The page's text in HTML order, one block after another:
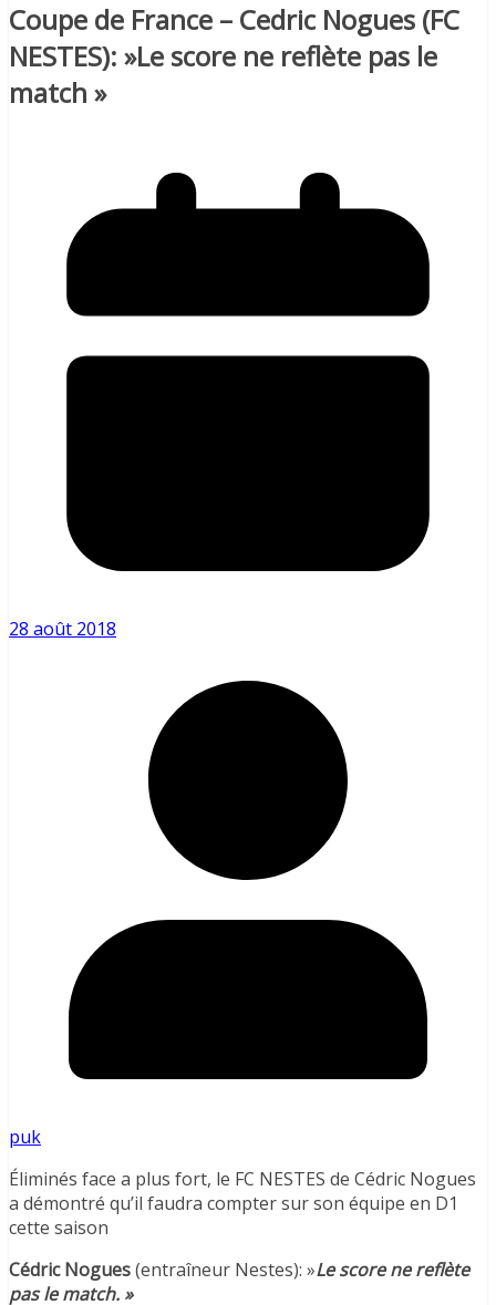
Coupe de France – Cedric Nogues (FC
NESTES): »Le score ne reflète pas le
match »
28 août 2018
puk
Éliminés face a plus fort, le FC NESTES de Cédric Nogues
a démontré qu’il faudra compter sur son équipe en D1
cette saison
Cédric Nogues(entraîneur Nestes): »Le score ne reflète
pas le match. »